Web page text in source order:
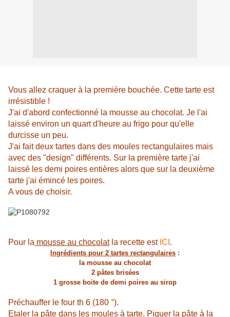
Vous allez craquer à la première bouchée. Cette tarte est
irrésistible !
J'ai d'abord confectionné la mousse au chocolat. Je l'ai
laissé environ un quart d'heure au frigo pour qu'elle
durcisse un peu.
J'ai fait deux tartes dans des moules rectangulaires mais
avec des "design" différents. Sur la première tarte j'ai
laissé les demi poires entières alors que sur la deuxième
tarte j'ai émincé les poires.
A vous de choisir.
Pour la mousse au chocolatla recette est ICI .
Ingrédients pour 2 tartes rectangulaires :
la mousse au chocolat
2 pâtes brisées
1 grosse boite de demi poires au sirop
Préchauffer le four th 6 (180 °).
Etaler la pâte dans les moules à tarte. Piquer la pâte à la